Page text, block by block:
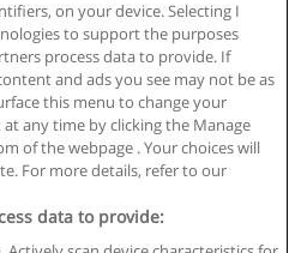
Litoral
información
de datos
on your device. Selecting I
to support the purposes
process data to provide. If
and ads you see may not be as
this menu to change your
any time by clicking the Manage
of the webpage . Your choices will
For more details, refer to our
data to provide: